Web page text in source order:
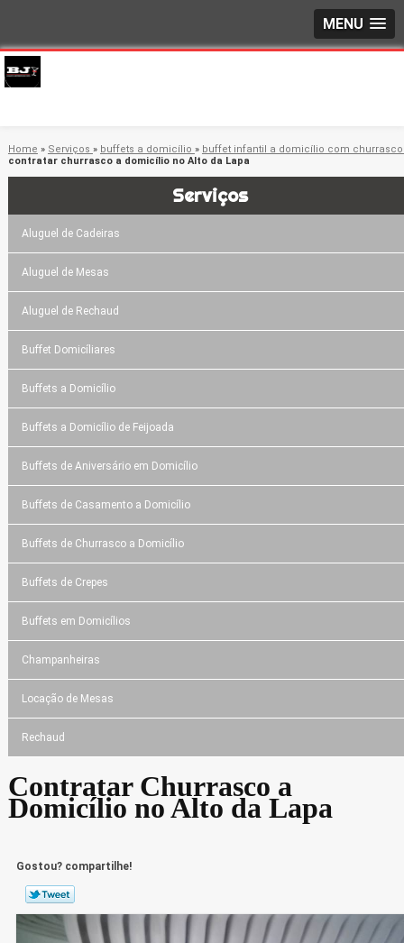
MENU
Home » Serviços » buffets a domicílio » buffet infantil a domicílio com
contratar churrasco a domicílio no Alto da Lapa
Serviços
Aluguel de Cadeiras
Aluguel de Mesas
Aluguel de Rechaud
Buffet Domicíliares
Buffets a Domicílio
Buffets a Domicílio de Feijoada
Buffets de Aniversário em Domicílio
Buffets de Casamento a Domicílio
Buffets de Churrasco a Domicílio
Buffets de Crepes
Buffets em Domicílios
Champanheiras
Locação de Mesas
Rechaud
Contratar Churrasco a
Domicílio no Alto da Lapa
Gostou? compartilhe!